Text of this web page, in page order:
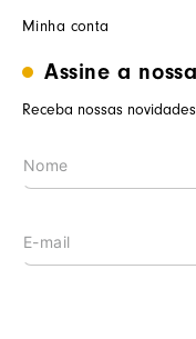
Seja um(a) cliente multimarca
Trabalhe conosco
Nossas lojas
Como trocar
Termos de uso
Prazos de entrega
LGPD
Minha conta
Minha conta
Assine a
Receba nossas